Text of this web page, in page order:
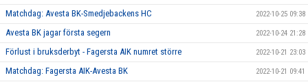
Matchdag: Avesta BK-Smedjebackens HC 2022-10-25 09:38
Avesta BK jagar första segern 2022-10-24 21:28
Förlust i bruksderbyt - Fagersta AIK numret större 2022-10-21 23:03
Matchdag: Fagersta AIK-Avesta BK 2022-10-21 09:41